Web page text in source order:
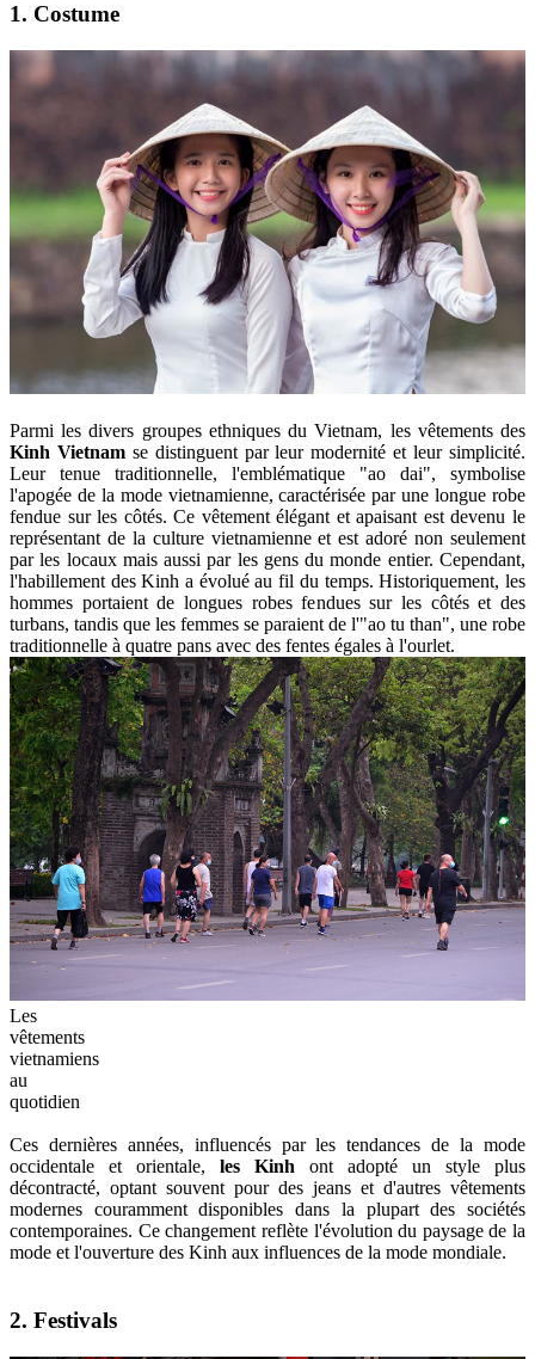
1. Costume
Parmi les divers groupes ethniques du Vietnam, les vêtements des
Kinh Vietnamse distinguent par leur modernité et leur simplicité.
Leur tenue traditionnelle, l'emblématique "ao dai", symbolise
l'apogée de la mode vietnamienne, caractérisée par une longue robe
fendue sur les côtés. Ce vêtement élégant et apaisant est devenu le
représentant de la culture vietnamienne et est adoré non seulement
par les locaux mais aussi par les gens du monde entier. Cependant,
l'habillement des Kinh a évolué au fil du temps. Historiquement, les
hommes portaient de longues robes fendues sur les côtés et des
turbans, tandis que les femmes se paraient de l'"ao tu than", une robe
traditionnelle à quatre pans avec des fentes égales à l'ourlet.
Les
vêtements
vietnamiens
au
quotidien
Ces dernières années, influencés par les tendances de la mode
occidentale et orientale, les Kinh ont adopté un style plus
décontracté, optant souvent pour des jeans et d'autres vêtements
modernes couramment disponibles dans la plupart des sociétés
contemporaines. Ce changement reflète l'évolution du paysage de la
mode et l'ouverture des Kinh aux influences de la mode mondiale.
2. Festivals